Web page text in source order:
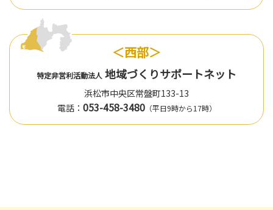
＜西部＞
特定非営利活動法人 地域づくりサポートネット
浜松市中央区常盤町133-13
電話： 053-458-3480（平日9時から17時）